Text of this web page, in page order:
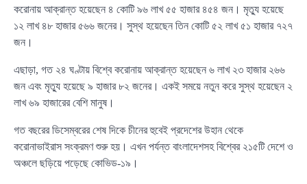
করোনায় আক্রান্ত হয়েছেন ৪ কোটি ৯৬ লাখ ৫৫ হাজার ৪৫৪ জন। মৃত্যু হয়েছে
১২ লাখ ৪৮ হাজার ৫৬৬ জনের। সুস্থ হয়েছেন তিন কোটি ৫২ লাখ ৫১ হাজার ৭২৭
জন।
এছাড়া, গত ২৪ ঘণ্টায় বিশ্বে করোনায় আক্রান্ত হয়েছেন ৬ লাখ ২৩ হাজার ২৬৬
জন এবং মৃত্যু হয়েছে ৯ হাজার ৮২ জনের। একই সময়ে নতুন করে সুস্থ হয়েছেন ২
লাখ ৬৯ হাজারের বেশি মানুষ।
গত বছরের ডিসেম্বরের শেষ দিকে চীনের হুবেই প্রদেশের উহান থেকে
করোনাভাইরাস সংক্রমণ শুরু হয়। এখন পর্যন্ত বাংলাদেশসহ বিশ্বের ২১৫টি দেশে ও
অঞ্চলে ছড়িয়ে পড়েছে কোভিড-১৯।